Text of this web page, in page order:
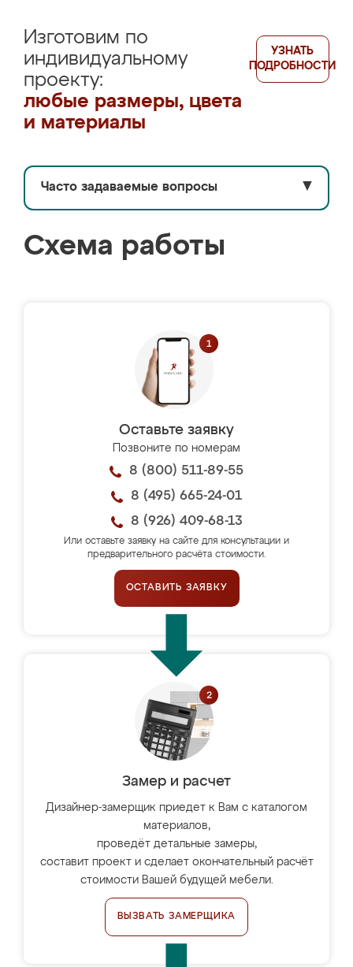
Изготовим по
индивидуальному
проекту:
любые размеры, цвета
и материалы
УЗНАТЬ
ПОДРОБНОСТИ
Часто задаваемые вопросы ▼
Схема работы
Оставьте заявку
Позвоните по номерам
8 (800) 511-89-55
8 (495) 665-24-01
8 (926) 409-68-13
Или оставьте заявку на сайте для консультации и
предварительного расчёта стоимости.
ОСТАВИТЬ ЗАЯВКУ
Замер и расчет
Дизайнер-замерщик приедет к Вам с каталогом
материалов,
проведёт детальные замеры,
составит проект и сделает окончательный расчёт
стоимости Вашей будущей мебели.
ВЫЗВАТЬ ЗАМЕРЩИКА